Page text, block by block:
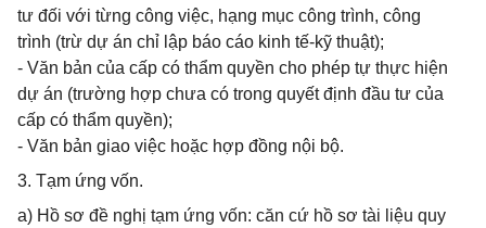
tư đối với từng công việc, hạng mục công trình, công
trình (trừ dự án chỉ lập báo cáo kinh tế-kỹ thuật);
- Văn bản của cấp có thẩm quyền cho phép tự thực hiện
dự án (trường hợp chưa có trong quyết định đầu tư của
cấp có thẩm quyền);
- Văn bản giao việc hoặc hợp đồng nội bộ.
3. Tạm ứng vốn.
a) Hồ sơ đề nghị tạm ứng vốn: căn cứ hồ sơ tài liệu quy